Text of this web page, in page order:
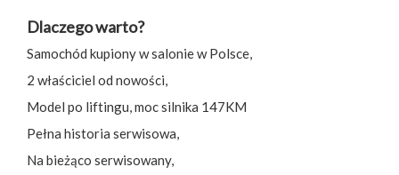
Dlaczego warto?
Samochód kupiony w salonie w Polsce,
2 właściciel od nowości,
Model po liftingu, moc silnika 147KM
Pełna historia serwisowa,
Na bieżąco serwisowany,